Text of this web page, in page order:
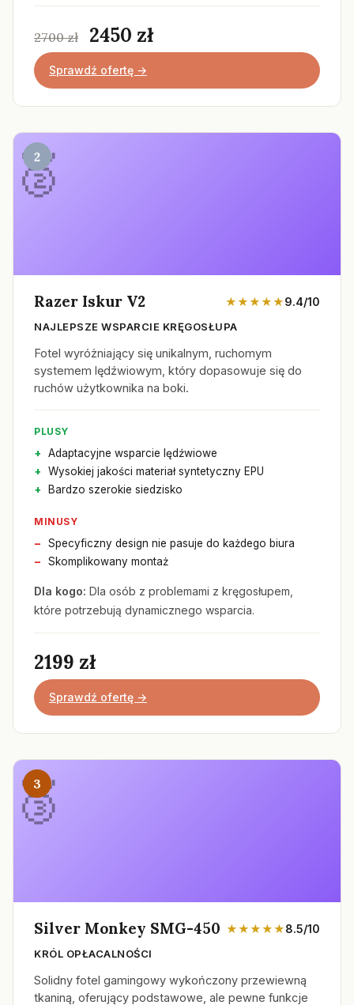
2700 zł 2450 zł
Sprawdź ofertę →
2
Razer Iskur V2 ★★★★★9.4/10
NAJLEPSZE WSPARCIE KRĘGOSŁUPA
Fotel wyróżniający się unikalnym, ruchomym
systemem lędźwiowym, który dopasowuje się do
ruchów użytkownika na boki.
PLUSY
Adaptacyjne wsparcie lędźwiowe
Wysokiej jakości materiał syntetyczny EPU
Bardzo szerokie siedzisko
MINUSY
Specyficzny design nie pasuje do każdego biura
Skomplikowany montaż
Dla kogo: Dla osób z problemami z kręgosłupem,
które potrzebują dynamicznego wsparcia.
2199 zł
Sprawdź ofertę →
3
Silver Monkey SMG-450 ★★★★★8.5/10
KRÓL OPŁACALNOŚCI
Solidny fotel gamingowy wykończony przewiewną
tkaniną, oferujący podstawowe, ale pewne funkcje